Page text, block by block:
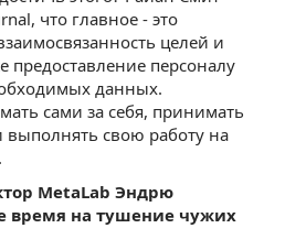
что главное - это
целей и
предоставление персоналу
данных.
сами за себя, принимать
свою работу на
MetaLab Эндрю
время на тушение чужих